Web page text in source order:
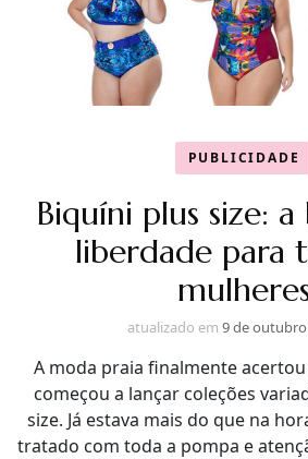
PUBLICIDADE
Biquíni plus size: a
liberdade para
atualizado em 9 de outubro
A moda praia finalmente
começou a lançar coleções
size. Já estava mais do que na
tratado com toda a pompa e